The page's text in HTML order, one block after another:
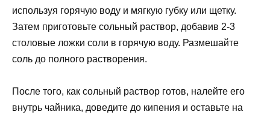
используя горячую воду и мягкую губку или щетку.
Затем приготовьте сольный раствор, добавив 2-3
столовые ложки соли в горячую воду. Размешайте
соль до полного растворения.
После того, как сольный раствор готов, налейте его
внутрь чайника, доведите до кипения и оставьте на